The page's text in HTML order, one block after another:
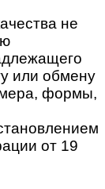
не
или обмену
формы,
от 19